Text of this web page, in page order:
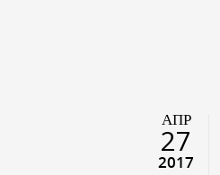
ΑΠΡ
27
2017